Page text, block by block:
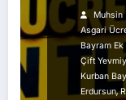
Ödeme
Muhsin
Asgari
Bayram Ek
Çift
Kurban
Erdursun,